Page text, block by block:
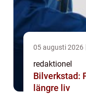
05 augusti 2026
redaktionel
Bilverkstad:
längre liv